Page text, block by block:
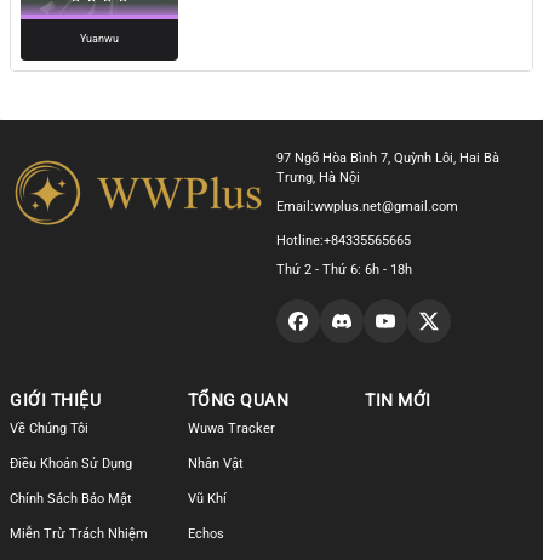
Yuanwu
97 Ngõ Hòa Bình 7, Quỳnh Lôi, Hai Bà
Trưng, Hà Nội
Email:wwplus.net@gmail.com
Hotline:+84335565665
Thứ 2 - Thứ 6: 6h - 18h
GIỚI THIỆU
Về Chúng Tôi
Điều Khoản Sử Dụng
Chính Sách Bảo Mật
Miễn Trừ Trách Nhiệm
TỔNG QUAN
Wuwa Tracker
Nhân Vật
Vũ Khí
Echos
TIN MỚI